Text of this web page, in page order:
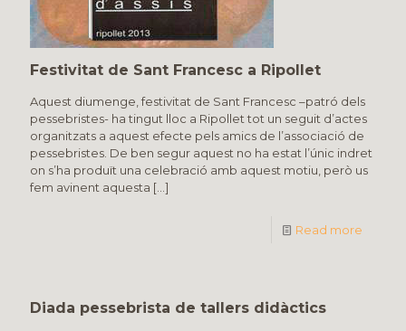
Festivitat de Sant Francesc a Ripollet
Aquest diumenge, festivitat de Sant Francesc –patró dels
pessebristes- ha tingut lloc a Ripollet tot un seguit d’actes
organitzats a aquest efecte pels amics de l’associació de
pessebristes. De ben segur aquest no ha estat l’únic indret
on s’ha produït una celebració amb aquest motiu, però us
fem avinent aquesta […]
Read more
Diada pessebrista de tallers didàctics